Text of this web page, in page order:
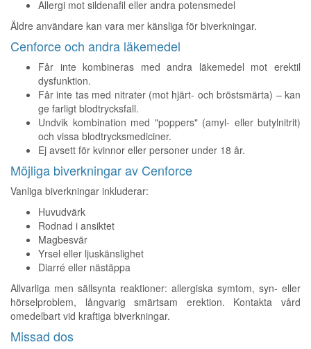
Allergi mot sildenafil eller andra potensmedel
Äldre användare kan vara mer känsliga för biverkningar.
Cenforce och andra läkemedel
Får inte kombineras med andra läkemedel mot erektil
dysfunktion.
Får inte tas med nitrater (mot hjärt- och bröstsmärta) – kan
ge farligt blodtrycksfall.
Undvik kombination med "poppers" (amyl- eller butylnitrit)
och vissa blodtrycksmediciner.
Ej avsett för kvinnor eller personer under 18 år.
Möjliga biverkningar av Cenforce
Vanliga biverkningar inkluderar:
Huvudvärk
Rodnad i ansiktet
Magbesvär
Yrsel eller ljuskänslighet
Diarré eller nästäppa
Allvarliga men sällsynta reaktioner: allergiska symtom, syn- eller
hörselproblem, långvarig smärtsam erektion. Kontakta vård
omedelbart vid kraftiga biverkningar.
Missad dos